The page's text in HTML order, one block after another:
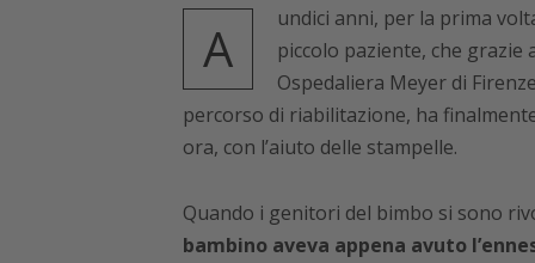
A
undici anni, per la prima
piccolo paziente, che grazie
Ospedaliera Meyer di
percorso di riabilitazione, ha
ora, con l’aiuto delle stampelle.
Quando i genitori del bimbo si sono
bambino aveva appena avuto